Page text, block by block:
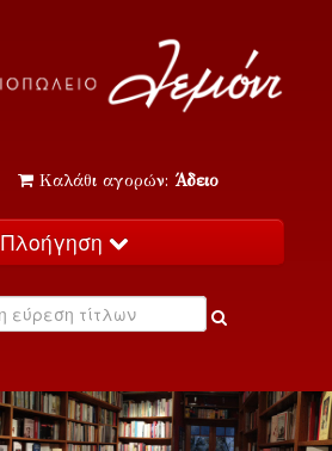
Καλάθι αγορών: Άδειο
Πλοήγηση